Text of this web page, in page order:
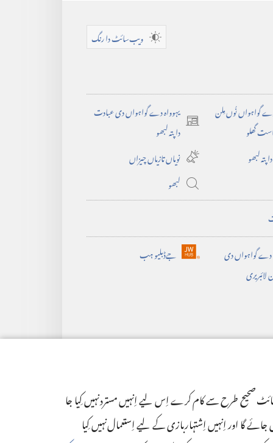
صحیح طرح سے کام کرے اِس لیے اِنہیں مسترد نہیں کِیا جا
گا اور اِنہیں اِشتہاربازی کے لیے اِستعمال نہیں کِیا
ویب‌سائٹ دا رنگ
گواہواں نُوں مِلن
گھلو
یہوواہ دے گواہواں دی عبادت
دا پتہ لبھو(opens
new
window)
پتہ لبھو
نویاں تازیاں چیزاں
لبھو
دے گواہواں دی
جےڈبلیو ہب(opens